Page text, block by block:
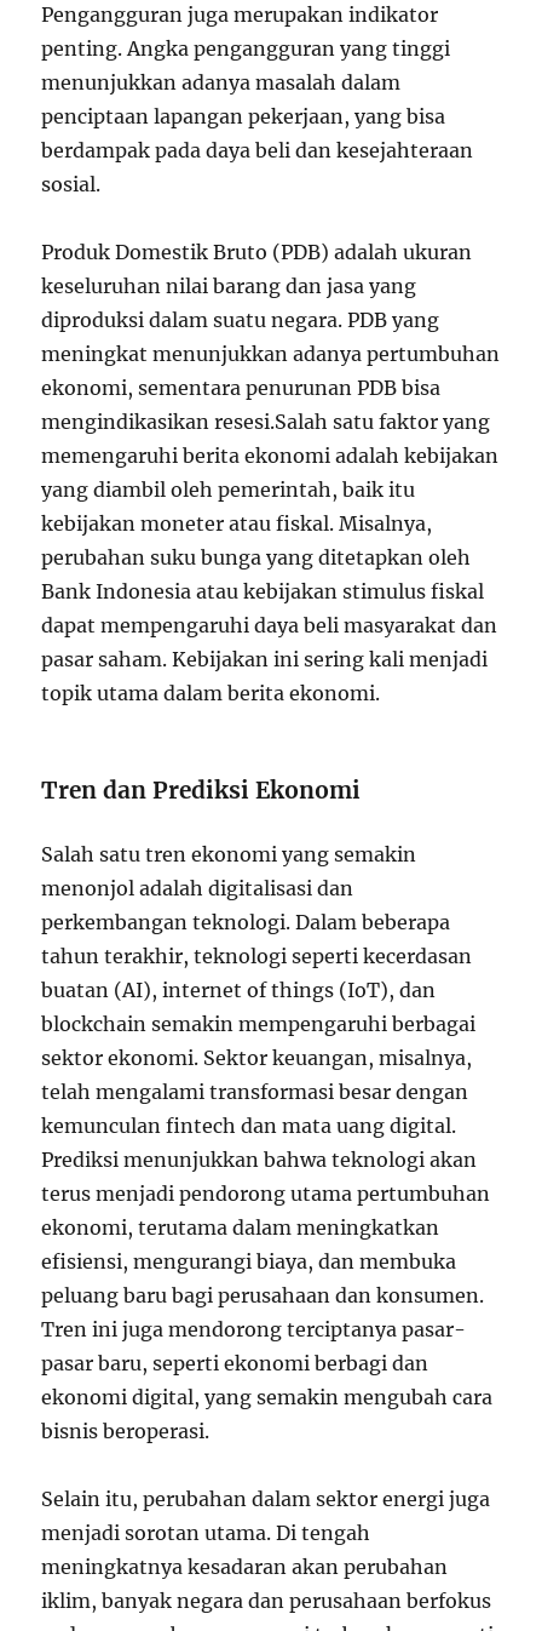
Pengangguran juga merupakan indikator
penting. Angka pengangguran yang tinggi
menunjukkan adanya masalah dalam
penciptaan lapangan pekerjaan, yang bisa
berdampak pada daya beli dan kesejahteraan
sosial.
Produk Domestik Bruto (PDB) adalah ukuran
keseluruhan nilai barang dan jasa yang
diproduksi dalam suatu negara. PDB yang
meningkat menunjukkan adanya pertumbuhan
ekonomi, sementara penurunan PDB bisa
mengindikasikan resesi.Salah satu faktor yang
memengaruhi berita ekonomi adalah kebijakan
yang diambil oleh pemerintah, baik itu
kebijakan moneter atau fiskal. Misalnya,
perubahan suku bunga yang ditetapkan oleh
Bank Indonesia atau kebijakan stimulus fiskal
dapat mempengaruhi daya beli masyarakat dan
pasar saham. Kebijakan ini sering kali menjadi
topik utama dalam berita ekonomi.
Tren dan Prediksi Ekonomi
Salah satu tren ekonomi yang semakin
menonjol adalah digitalisasi dan
perkembangan teknologi. Dalam beberapa
tahun terakhir, teknologi seperti kecerdasan
buatan (AI), internet of things (IoT), dan
blockchain semakin mempengaruhi berbagai
sektor ekonomi. Sektor keuangan, misalnya,
telah mengalami transformasi besar dengan
kemunculan fintech dan mata uang digital.
Prediksi menunjukkan bahwa teknologi akan
terus menjadi pendorong utama pertumbuhan
ekonomi, terutama dalam meningkatkan
efisiensi, mengurangi biaya, dan membuka
peluang baru bagi perusahaan dan konsumen.
Tren ini juga mendorong terciptanya pasar-
pasar baru, seperti ekonomi berbagi dan
ekonomi digital, yang semakin mengubah cara
bisnis beroperasi.
Selain itu, perubahan dalam sektor energi juga
menjadi sorotan utama. Di tengah
meningkatnya kesadaran akan perubahan
iklim, banyak negara dan perusahaan berfokus